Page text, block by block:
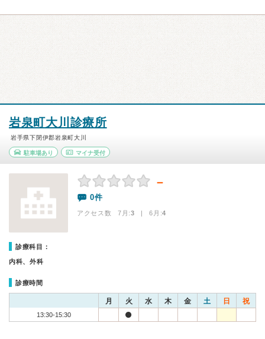
岩泉町大川診療所
岩手県下閉伊郡岩泉町大川
駐車場あり マイナ受付
－
0件
アクセス数 7月:3 | 6月:4
診療科目：
内科、外科
診療時間
月 火 水 木 金 土 日 祝
13:30-15:30